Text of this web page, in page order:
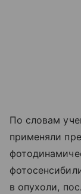
По словам
применяли
в опухоли,